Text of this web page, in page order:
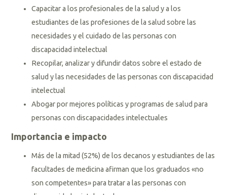
Capacitar a los profesionales de la salud y a los
estudiantes de las profesiones de la salud sobre las
necesidades y el cuidado de las personas con
discapacidad intelectual
Recopilar, analizar y difundir datos sobre el estado de
salud y las necesidades de las personas con discapacidad
intelectual
Abogar por mejores políticas y programas de salud para
personas con discapacidades intelectuales
Importancia e impacto
Más de la mitad (52%) de los decanos y estudiantes de las
facultades de medicina afirman que los graduados «no
son competentes» para tratar a las personas con